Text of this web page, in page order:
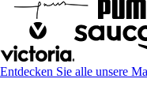
Entdecken Sie alle unsere